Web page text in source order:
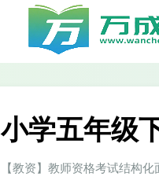
小学五年级
【教资】教师资格考试结构